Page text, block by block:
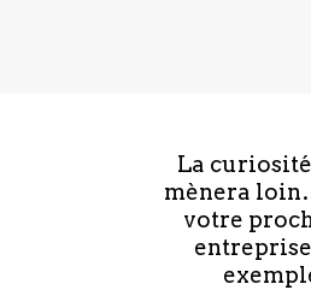
La
mènera
votre